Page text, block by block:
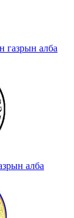
газрын алба
алба